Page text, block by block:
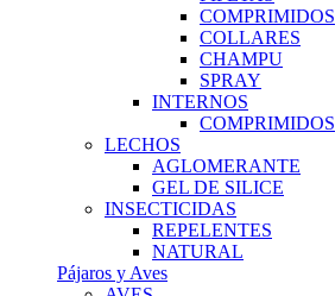
COMPRIMIDOS
COLLARES
CHAMPU
SPRAY
INTERNOS
COMPRIMIDOS
LECHOS
AGLOMERANTE
GEL DE SILICE
INSECTICIDAS
REPELENTES
NATURAL
Pájaros y Aves